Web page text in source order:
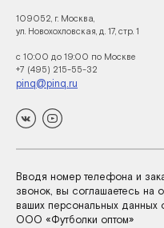
109052, г. Москва,
ул. Новохохловская, д. 17, стр. 1
с 10:00 до 19:00 по Москве
+7 (495) 215-55-32
pinq@pinq.ru
Вводя номер телефона и
звонок, вы соглашаетесь на
ваших персональных данных
ООО «Футболки оптом»